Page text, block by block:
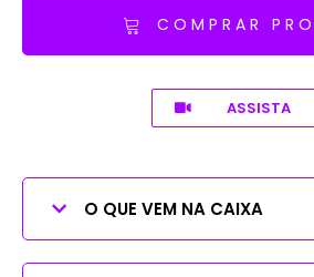
COMPRAR
ASSISTA
O QUE VEM NA CAIXA